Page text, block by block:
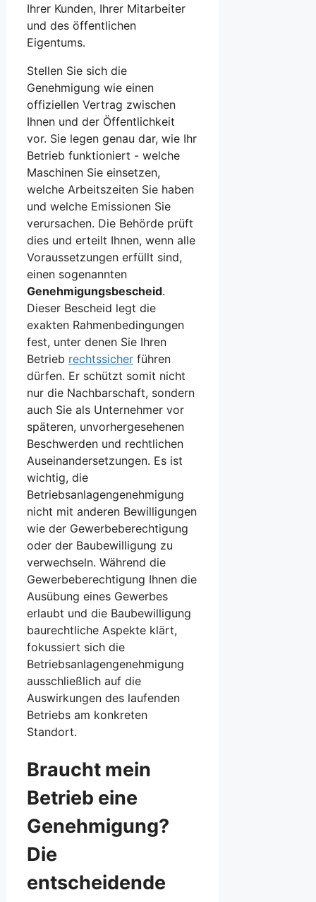
Ihrer Kunden, Ihrer Mitarbeiter
und des öffentlichen
Eigentums.
Stellen Sie sich die
Genehmigung wie einen
offiziellen Vertrag zwischen
Ihnen und der Öffentlichkeit
vor. Sie legen genau dar, wie Ihr
Betrieb funktioniert - welche
Maschinen Sie einsetzen,
welche Arbeitszeiten Sie haben
und welche Emissionen Sie
verursachen. Die Behörde prüft
dies und erteilt Ihnen, wenn alle
Voraussetzungen erfüllt sind,
einen sogenannten
Genehmigungsbescheid.
Dieser Bescheid legt die
exakten Rahmenbedingungen
fest, unter denen Sie Ihren
Betrieb rechtssicher führen
dürfen. Er schützt somit nicht
nur die Nachbarschaft, sondern
auch Sie als Unternehmer vor
späteren, unvorhergesehenen
Beschwerden und rechtlichen
Auseinandersetzungen. Es ist
wichtig, die
Betriebsanlagengenehmigung
nicht mit anderen Bewilligungen
wie der Gewerbeberechtigung
oder der Baubewilligung zu
verwechseln. Während die
Gewerbeberechtigung Ihnen die
Ausübung eines Gewerbes
erlaubt und die Baubewilligung
baurechtliche Aspekte klärt,
fokussiert sich die
Betriebsanlagengenehmigung
ausschließlich auf die
Auswirkungen des laufenden
Betriebs am konkreten
Standort.
Braucht mein
Betrieb eine
Genehmigung?
Die
entscheidende